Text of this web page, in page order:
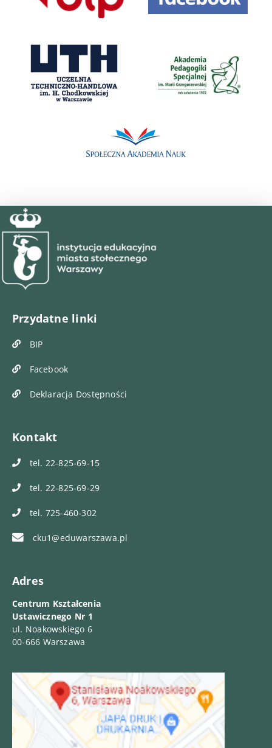
Przydatne linki
BIP
Facebook
Deklaracja Dostępności
Kontakt
tel. 22-825-69-15
tel. 22-825-69-29
tel. 725-460-302
cku1@eduwarszawa.pl
Adres
Centrum Kształcenia
Ustawicznego Nr 1
ul. Noakowskiego 6
00-666 Warszawa